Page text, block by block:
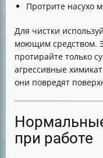
Протрите насухо
Для чистки
моющим средством.
протирайте только
агрессивные
они повредят
при работе